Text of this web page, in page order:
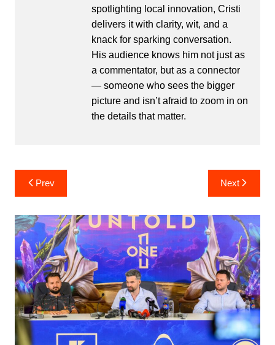
spotlighting local innovation, Cristi
delivers it with clarity, wit, and a
knack for sparking conversation.
His audience knows him not just as
a commentator, but as a connector
— someone who sees the bigger
picture and isn’t afraid to zoom in on
the details that matter.
Post
navigation
Prev Next